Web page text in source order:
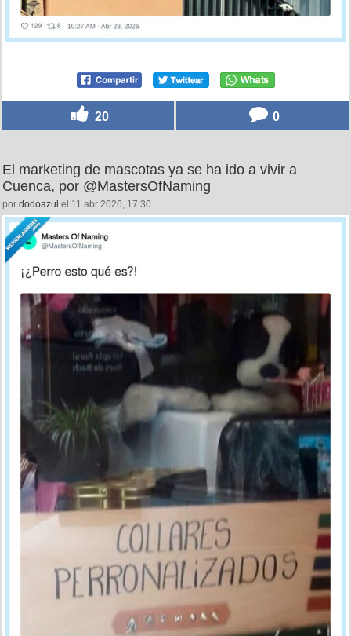
20 0
El marketing de mascotas ya se ha ido a vivir a
Cuenca, por @MastersOfNaming
por dodoazul el 11 abr 2026, 17:30